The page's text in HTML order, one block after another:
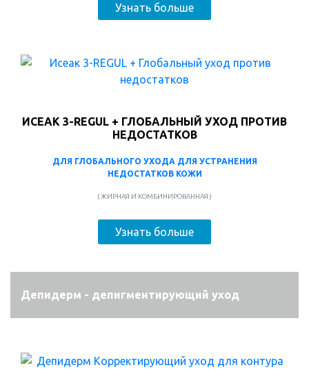
Узнать больше
ИСЕАК 3-REGUL + ГЛОБАЛЬНЫЙ УХОД ПРОТИВ
НЕДОСТАТКОВ
ДЛЯ ГЛОБАЛЬНОГО УХОДА ДЛЯ УСТРАНЕНИЯ
НЕДОСТАТКОВ КОЖИ
( ЖИРНАЯ И КОМБИНИРОВАННАЯ )
Узнать больше
Депидерм - депигментирующий уход